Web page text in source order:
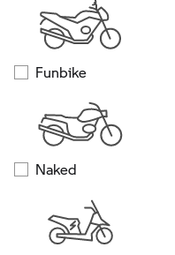
Funbike
Naked